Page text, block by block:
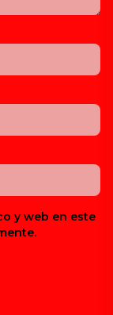
y web en este